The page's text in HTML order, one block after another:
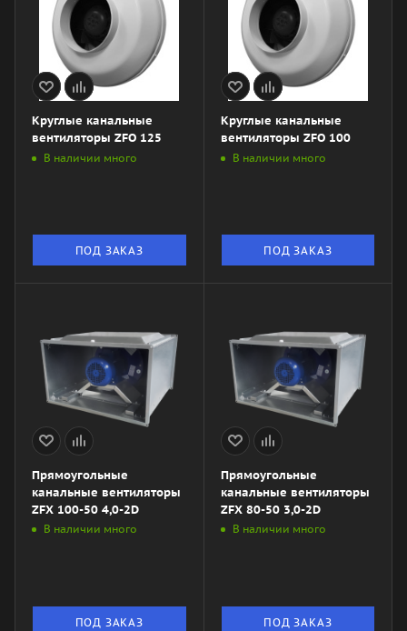
Круглые канальные
вентиляторы ZFO 125
В наличии много
ПОД ЗАКАЗ
Круглые канальные
вентиляторы ZFO 100
В наличии много
ПОД ЗАКАЗ
Прямоугольные
канальные вентиляторы
ZFX 100-50 4,0-2D
В наличии много
ПОД ЗАКАЗ
Прямоугольные
канальные вентиляторы
ZFX 80-50 3,0-2D
В наличии много
ПОД ЗАКАЗ